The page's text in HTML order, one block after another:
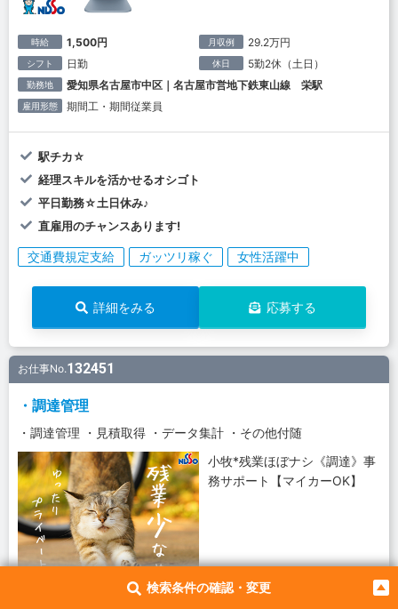
検索条件の確認・変更
時給 1,500円 月収例 29.2万円
シフト 日勤 休日 5勤2休（土日）
勤務地 愛知県名古屋市中区｜名古屋市営地下鉄東山線 栄駅
雇用形態 期間工・期間従業員
駅チカ☆
経理スキルを活かせるオシゴト
平日勤務☆土日休み♪
直雇用のチャンスあります!
交通費規定支給 ガッツリ稼ぐ 女性活躍中
詳細をみる 応募する
お仕事No.132451
・調達管理
・調達管理 ・見積取得 ・データ集計 ・その他付随
小牧*残業ほぼナシ《調達》事
務サポート【マイカーOK】